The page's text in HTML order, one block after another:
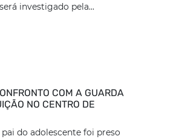
investigado pela...
COM A GUARDA
NO CENTRO DE
do adolescente foi preso